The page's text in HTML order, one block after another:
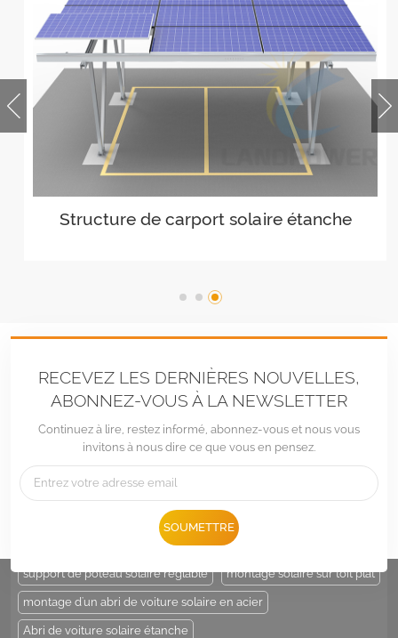
Structure de carport solaire étanche
RECEVEZ LES DERNIÈRES NOUVELLES,
ABONNEZ-VOUS À LA NEWSLETTER
Continuez à lire, restez informé, abonnez-vous et nous vous
invitons à nous dire ce que vous en pensez.
SOUMETTRE
E-mail :Sales@LandpowerSolar.com
Add : Unit 206-9, No 15, Duiying Road, Jimei District, Xiamen, China
support de poteau solaire
support de poteau solaire réglable montage solaire sur toit plat
montage d'un abri de voiture solaire en acier
Abri de voiture solaire étanche